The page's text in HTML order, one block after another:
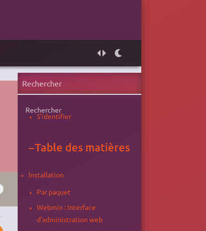
Rechercher
S'identifier
−Table des matières
Installation
Par paquet
Webmin : Interface
d'administration web